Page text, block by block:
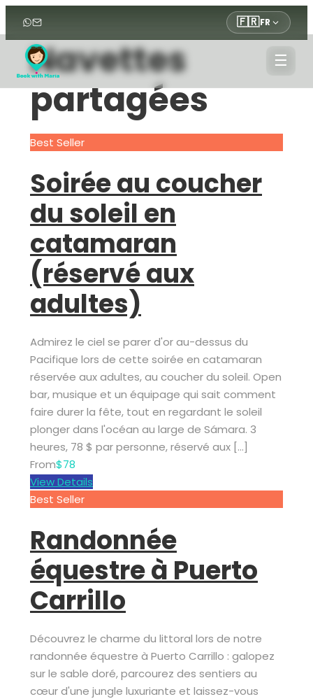
🇫🇷FR
☰
Navettes
partagées
Best Seller
Soirée au coucher
du soleil en
catamaran
(réservé aux
adultes)
Admirez le ciel se parer d'or au-dessus du
Pacifique lors de cette soirée en catamaran
réservée aux adultes, au coucher du soleil. Open
bar, musique et un équipage qui sait comment
faire durer la fête, tout en regardant le soleil
plonger dans l'océan au large de Sámara. 3
heures, 78 $ par personne, réservé aux […]
From$78
View Details
Best Seller
Randonnée
équestre à Puerto
Carrillo
Découvrez le charme du littoral lors de notre
randonnée équestre à Puerto Carrillo : galopez
sur le sable doré, parcourez des sentiers au
cœur d'une jungle luxuriante et laissez-vous